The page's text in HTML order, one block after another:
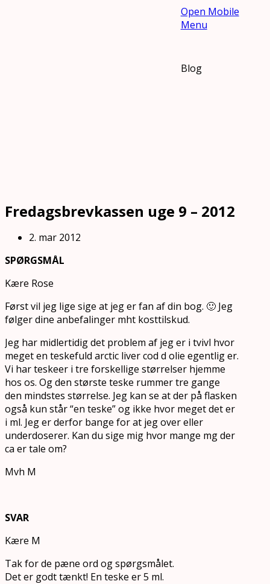
Open Mobile
Menu
Blog
Fredagsbrevkassen uge 9 – 2012
2. mar 2012
SPØRGSMÅL
Kære Rose
Først vil jeg lige sige at jeg er fan af din bog. 🙂 Jeg
følger dine anbefalinger mht kosttilskud.
Jeg har midlertidig det problem af jeg er i tvivl hvor
meget en teskefuld arctic liver cod d olie egentlig er.
Vi har teskeer i tre forskellige størrelser hjemme
hos os. Og den største teske rummer tre gange
den mindstes størrelse. Jeg kan se at der på flasken
også kun står “en teske” og ikke hvor meget det er
i ml. Jeg er derfor bange for at jeg over eller
underdoserer. Kan du sige mig hvor mange mg der
ca er tale om?
Mvh M
SVAR
Kære M
Tak for de pæne ord og spørgsmålet.
Det er godt tænkt! En teske er 5 ml.